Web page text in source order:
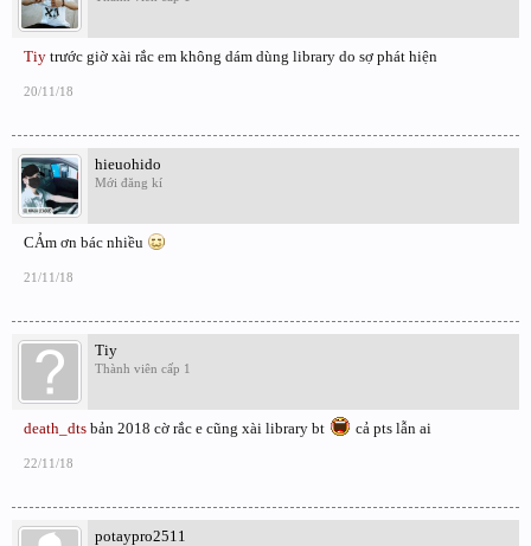
Tiy trước giờ xài rắc em không dám dùng library do sợ phát hiện
20/11/18
hieuohido
Mới đăng kí
CẢm ơn bác nhiều
21/11/18
Tiy
Thành viên cấp 1
death_dts bản 2018 cờ rắc e cũng xài library bt cả pts lẫn ai
22/11/18
potaypro2511